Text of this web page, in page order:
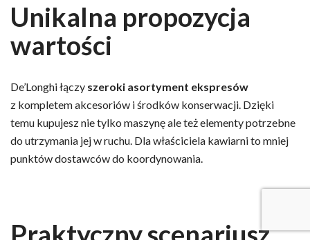
Unikalna propozycja
wartości
De’Longhi łączy szeroki asortyment ekspresów
z kompletem akcesoriów i środków konserwacji. Dzięki
temu kupujesz nie tylko maszynę ale też elementy potrzebne
do utrzymania jej w ruchu. Dla właściciela kawiarni to mniej
punktów dostawców do koordynowania.
Praktyczny scenariusz